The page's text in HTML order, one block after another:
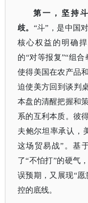
第一，坚持
歧。 “斗”，是中国
核心权益的明确
的“对等报复”“组合
使得美国在农产品
迫使美方回到谈判
本盘的清醒把握和
系的互利本质。彼
夫鲍尔坦率承认，
这场贸易战”。基
了“不怕打”的硬气
误预期，又展现“愿
控的底线。